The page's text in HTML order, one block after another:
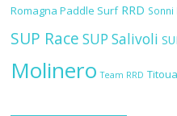
Romagna Paddle Surf RRD Sonni
SUP Race SUP Salivoli
Molinero Team RRD